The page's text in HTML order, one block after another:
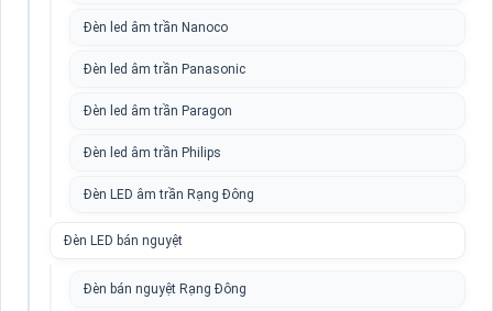
Đèn led âm trần Nanoco
Đèn led âm trần Panasonic
Đèn led âm trần Paragon
Đèn led âm trần Philips
Đèn LED âm trần Rạng Đông
Đèn LED bán nguyệt
Đèn bán nguyệt Rạng Đông